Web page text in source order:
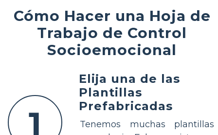
Cómo Hacer una Hoja de
Trabajo de Control
Socioemocional
1
Elija una de las
Plantillas
Prefabricadas
Tenemos muchas plantillas